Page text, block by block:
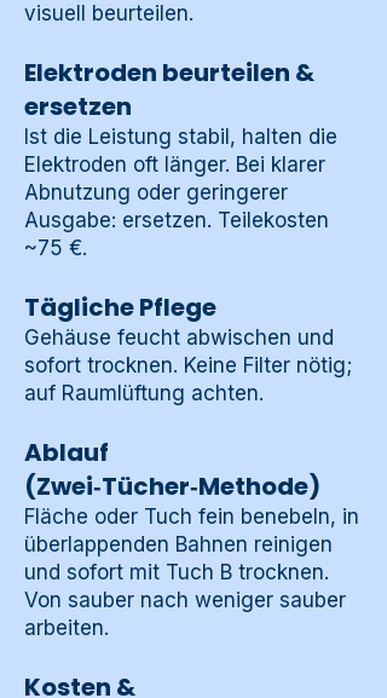
visuell beurteilen.
Elektroden beurteilen &
ersetzen
Ist die Leistung stabil, halten die
Elektroden oft länger. Bei klarer
Abnutzung oder geringerer
Ausgabe: ersetzen. Teilekosten
~75 €.
Tägliche Pflege
Gehäuse feucht abwischen und
sofort trocknen. Keine Filter nötig;
auf Raumlüftung achten.
Ablauf
(Zwei‑Tücher‑Methode)
Fläche oder Tuch fein benebeln, in
überlappenden Bahnen reinigen
und sofort mit Tuch B trocknen.
Von sauber nach weniger sauber
arbeiten.
Kosten &